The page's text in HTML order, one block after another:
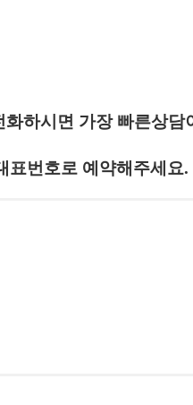
화하시면 가장 빠른상담
표번호로 예약해주세요.